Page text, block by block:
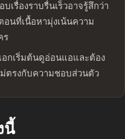
เรื่องราบรื่นเร็วอาจรู้สึกว่า
อนที่เนื้อหามุ่งเน้นความ
ร
กเริ่มต้นดูอ่อนแอและต้อง
ตรงกับความชอบส่วนตัว
นี้